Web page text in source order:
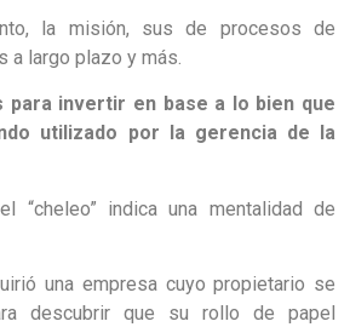
la misión, sus de procesos de
a largo plazo y más.
para invertir en base a lo bien que
utilizado por la gerencia de la
“cheleo” indica una mentalidad de
una empresa cuyo propietario se
descubrir que su rollo de papel